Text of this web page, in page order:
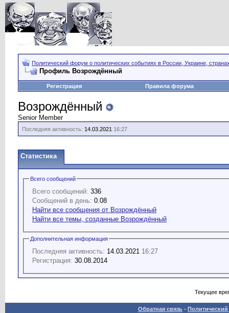
Политический форум о политических событиях в России, Украине,
Профиль Возрождённый
Регистрация Правила форума
Возрождённый
Senior Member
Последняя активность: 14.03.2021 16:27
Статистика
Всего сообщений
Всего сообщений: 336
Сообщений в день: 0.08
Найти все сообщения от Возрождённый
Найти все темы, созданные Возрождённый
Дополнительная информация
Последняя активность: 14.03.2021 16:27
Регистрация: 30.08.2014
Текущее
Обратная связь -